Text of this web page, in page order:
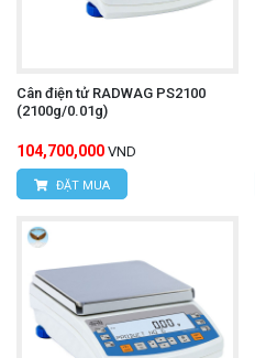
Cân điện tử RADWAG PS2100
(2100g/0.01g)
104,700,000 VND
ĐẶT MUA